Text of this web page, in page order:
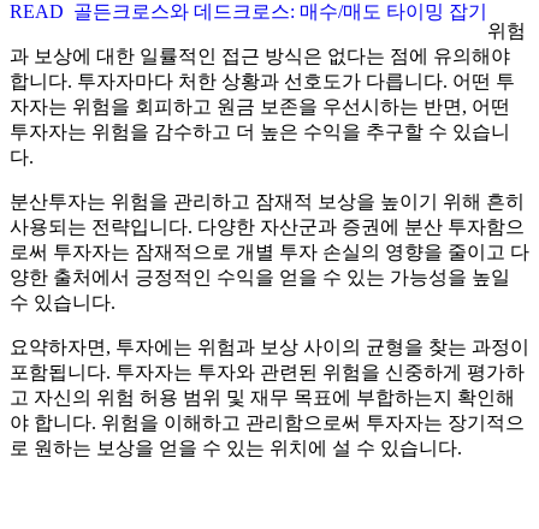
READ 골든크로스와 데드크로스: 매수/매도 타이밍 잡기
위험
과 보상에 대한 일률적인 접근 방식은 없다는 점에 유의해야
합니다. 투자자마다 처한 상황과 선호도가 다릅니다. 어떤 투
자자는 위험을 회피하고 원금 보존을 우선시하는 반면, 어떤
투자자는 위험을 감수하고 더 높은 수익을 추구할 수 있습니
다.
분산투자는 위험을 관리하고 잠재적 보상을 높이기 위해 흔히
사용되는 전략입니다. 다양한 자산군과 증권에 분산 투자함으
로써 투자자는 잠재적으로 개별 투자 손실의 영향을 줄이고 다
양한 출처에서 긍정적인 수익을 얻을 수 있는 가능성을 높일
수 있습니다.
요약하자면, 투자에는 위험과 보상 사이의 균형을 찾는 과정이
포함됩니다. 투자자는 투자와 관련된 위험을 신중하게 평가하
고 자신의 위험 허용 범위 및 재무 목표에 부합하는지 확인해
야 합니다. 위험을 이해하고 관리함으로써 투자자는 장기적으
로 원하는 보상을 얻을 수 있는 위치에 설 수 있습니다.